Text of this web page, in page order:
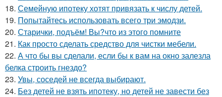
18. Семейную ипотеку хотят привязать к числу детей.
19. Попытайтесь использовать всего три эмодзи.
20. Старички, подъём! Вы?что из этого помните
21. Как просто сделать средство для чистки мебели.
22. А что бы вы сделали, если бы к вам на окно залезла
белка строить гнездо?
23. Увы, соседей не всегда выбирают.
24. Без детей не взять ипотеку, но детей не завести без